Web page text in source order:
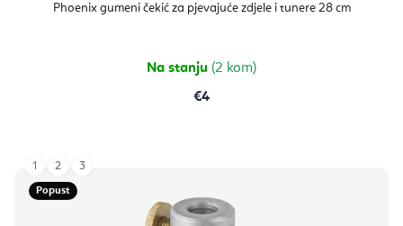
Phoenix gumeni čekić za pjevajuće zdjele i tunere 28 cm
Na stanju (2 kom)
€4
Popust
1 2 3